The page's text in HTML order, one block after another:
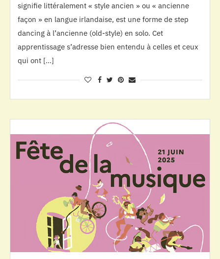
signifie littéralement « style ancien » ou « ancienne
façon » en langue irlandaise, est une forme de step
dancing à l’ancienne (old-style) en solo. Cet
apprentissage s’adresse bien entendu à celles et ceux
qui ont […]